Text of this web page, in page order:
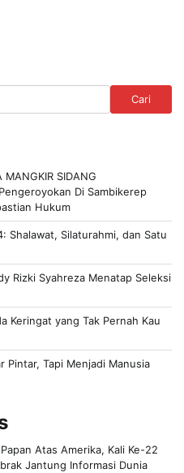
Cari
MANGKIR SIDANG
Di Sambikerep
Hukum
Shalawat, Silaturahmi, dan Satu
Rizki Syahreza Menatap Seleksi
Keringat yang Tak Pernah Kau
Pintar, Tapi Menjadi Manusia
Atas Amerika, Kali Ke-22
Jantung Informasi Dunia